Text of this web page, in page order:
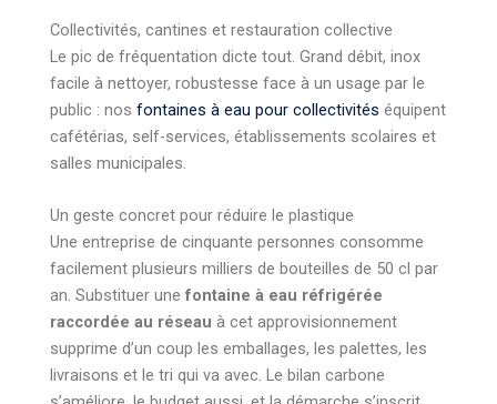
Collectivités, cantines et restauration collective
Le pic de fréquentation dicte tout. Grand débit, inox
facile à nettoyer, robustesse face à un usage par le
public : nos fontaines à eau pour collectivités équipent
cafétérias, self-services, établissements scolaires et
salles municipales.
Un geste concret pour réduire le plastique
Une entreprise de cinquante personnes consomme
facilement plusieurs milliers de bouteilles de 50 cl par
an. Substituer une fontaine à eau réfrigérée
raccordée au réseau à cet approvisionnement
supprime d’un coup les emballages, les palettes, les
livraisons et le tri qui va avec. Le bilan carbone